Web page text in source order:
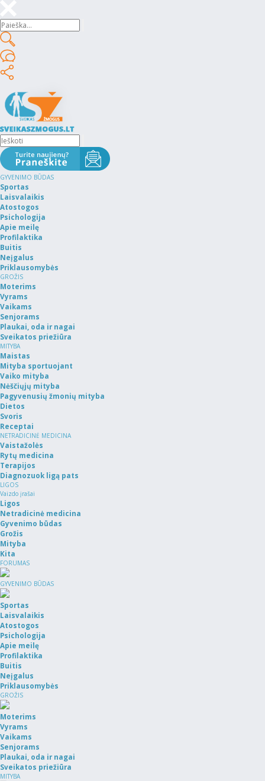
GYVENIMO BŪDAS
Sportas
Laisvalaikis
Atostogos
Psichologija
Apie meilę
Profilaktika
Buitis
Neįgalus
Priklausomybės
GROŽIS
Moterims
Vyrams
Vaikams
Senjorams
Plaukai, oda ir nagai
Sveikatos priežiūra
MITYBA
Maistas
Mityba sportuojant
Vaiko mityba
Nėščiųjų mityba
Pagyvenusių žmonių mityba
Dietos
Svoris
Receptai
NETRADICINĖ MEDICINA
Vaistažolės
Rytų medicina
Terapijos
Diagnozuok ligą pats
LIGOS
Vaizdo įrašai
Ligos
Netradicinė medicina
Gyvenimo būdas
Grožis
Mityba
Kita
FORUMAS
GYVENIMO BŪDAS
Sportas
Laisvalaikis
Atostogos
Psichologija
Apie meilę
Profilaktika
Buitis
Neįgalus
Priklausomybės
GROŽIS
Moterims
Vyrams
Vaikams
Senjorams
Plaukai, oda ir nagai
Sveikatos priežiūra
MITYBA